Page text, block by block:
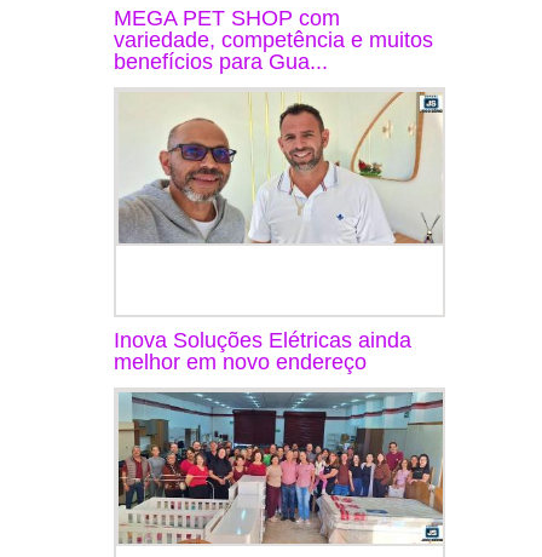
MEGA PET SHOP com
variedade, competência e muitos
benefícios para Gua...
Inova Soluções Elétricas ainda
melhor em novo endereço